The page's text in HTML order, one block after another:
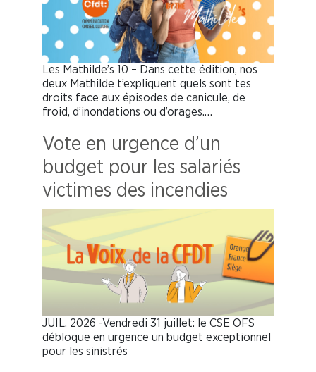
Les Mathilde’s 10 – Dans cette édition, nos
deux Mathilde t’expliquent quels sont tes
droits face aux épisodes de canicule, de
froid, d’inondations ou d’orages.…
Vote en urgence d’un
budget pour les salariés
victimes des incendies
JUIL. 2026 -Vendredi 31 juillet: le CSE OFS
débloque en urgence un budget exceptionnel
pour les sinistrés